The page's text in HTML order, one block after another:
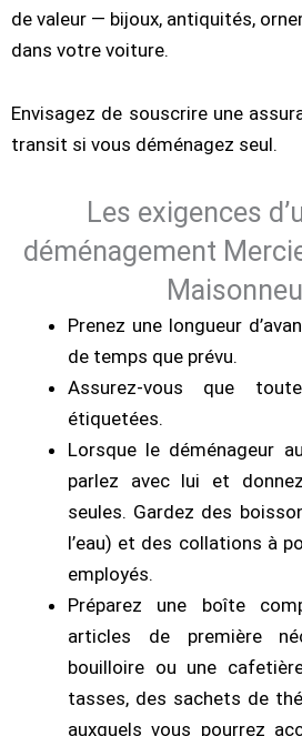
de valeur — bijoux, antiquités,
dans votre voiture.
Envisagez de souscrire une
transit si vous déménagez seul.
Les exigences
déménagement
Prenez une longueur
de temps que prévu.
Assurez-vous que
étiquetées.
Lorsque le déménageur
parlez avec lui et
seules. Gardez des
l’eau) et des collations à
employés.
Préparez une boîte
articles de première
bouilloire ou une
tasses, des sachets de
auxquels vous pourrez